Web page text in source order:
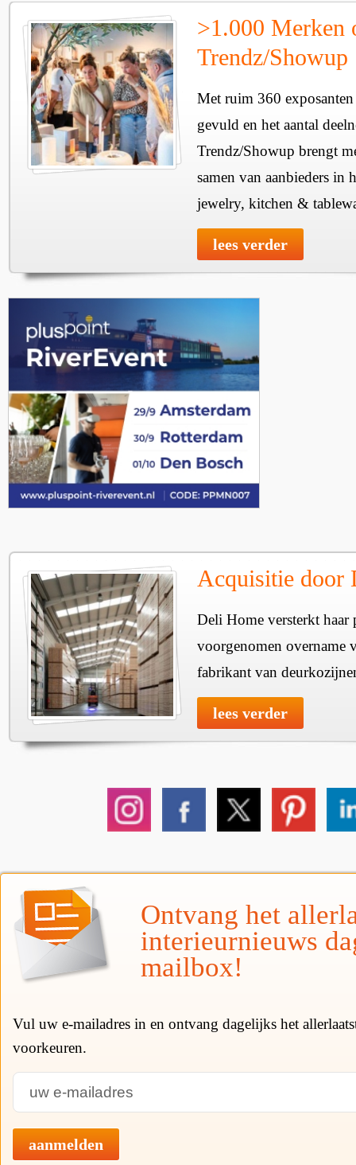
>1.000 Merken
Trendz/Showup
Met ruim 360
gevuld en het aantal
Trendz/Showup brengt
samen van aanbieders in
jewelry, kitchen &
lees verder
Acquisitie door
Deli Home versterkt haar
voorgenomen overname
fabrikant van
lees verder
Ontvang het
interieurnieuws
mailbox!
Vul uw e-mailadres in en ontvang dagelijks het
voorkeuren.
aanmelden